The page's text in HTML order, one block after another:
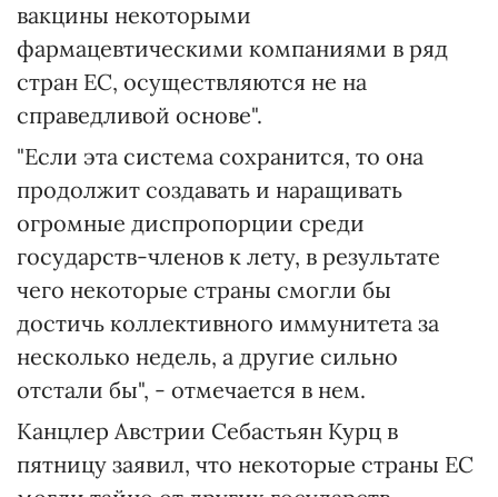
вакцины некоторыми
фармацевтическими компаниями в ряд
стран ЕС, осуществляются не на
справедливой основе".
"Если эта система сохранится, то она
продолжит создавать и наращивать
огромные диспропорции среди
государств-членов к лету, в результате
чего некоторые страны смогли бы
достичь коллективного иммунитета за
несколько недель, а другие сильно
отстали бы", - отмечается в нем.
Канцлер Австрии Себастьян Курц в
пятницу заявил, что некоторые страны ЕС